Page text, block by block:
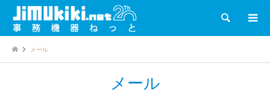
検索
メール
メール